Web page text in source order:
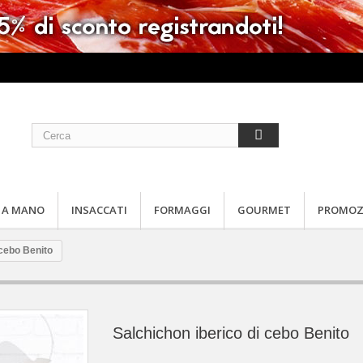
MANO INSACCATI FORMAGGI GOURMET
Benito
Salchichon iberico di cebo Benito